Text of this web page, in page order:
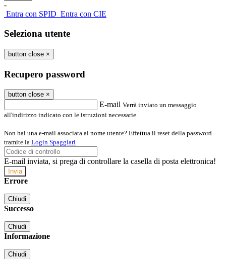
-
Entra con SPID Entra con CIE
Seleziona utente
button close ×
Recupero password
button close ×
E-mail Verrà inviato un messaggio
all'indirizzo indicato con le istruzioni necessarie.
Non hai una e-mail associata al nome utente? Effettua il reset della password
tramite la Login Spaggiari
E-mail inviata, si prega di controllare la casella di posta elettronica!
Errore
Chiudi
Successo
Chiudi
Informazione
Chiudi